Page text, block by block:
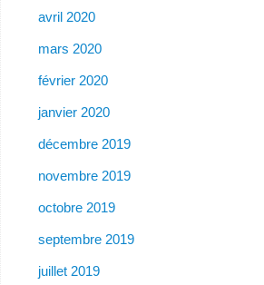
avril 2020
mars 2020
février 2020
janvier 2020
décembre 2019
novembre 2019
octobre 2019
septembre 2019
juillet 2019